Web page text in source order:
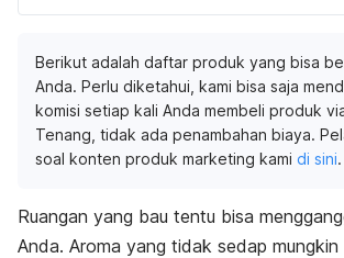
Berikut adalah daftar produk yang bisa
Anda. Perlu diketahui, kami bisa saja
komisi setiap kali Anda membeli produk
Tenang, tidak ada penambahan biaya.
soal konten produk marketing kami di sini.
Ruangan yang bau tentu bisa
Anda. Aroma yang tidak sedap mungkin